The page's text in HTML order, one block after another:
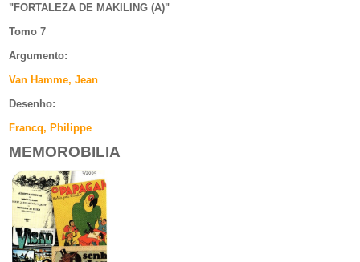
"FORTALEZA DE MAKILING (A)"
Tomo 7
Argumento:
Van Hamme, Jean
Desenho:
Francq, Philippe
MEMOROBILIA